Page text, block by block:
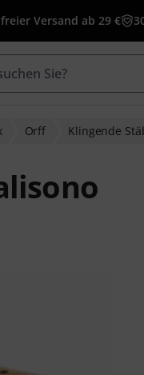
Versand ab 29 €
Orff Klingende